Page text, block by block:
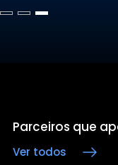
Parceiros que
Ver todos